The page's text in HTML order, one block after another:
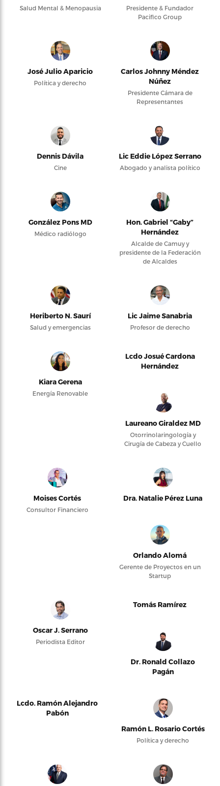
Salud Mental & Menopausia
Presidente & Fundador
Pacifico Group
José Julio Aparicio
Política y derecho
Carlos Johnny Méndez
Núñez
Presidente Cámara de
Representantes
Dennis Dávila
Cine
Lic Eddie López Serrano
Abogado y analista político
González Pons MD
Médico radiólogo
Hon. Gabriel “Gaby”
Hernández
Alcalde de Camuy y
presidente de la Federación
de Alcaldes
Heriberto N. Saurí
Salud y emergencias
Lic Jaime Sanabria
Profesor de derecho
Kiara Gerena
Energía Renovable
Lcdo Josué Cardona
Hernández
Laureano Giraldez MD
Otorrinolaringología y
Cirugía de Cabeza y Cuello
Moises Cortés
Consultor Financiero
Dra. Natalie Pérez Luna
Orlando Alomá
Gerente de Proyectos en un
Startup
Oscar J. Serrano
Periodista Editor
Tomás Ramírez
Dr. Ronald Collazo
Pagán
Lcdo. Ramón Alejandro
Pabón
Ramón L. Rosario Cortés
Política y derecho